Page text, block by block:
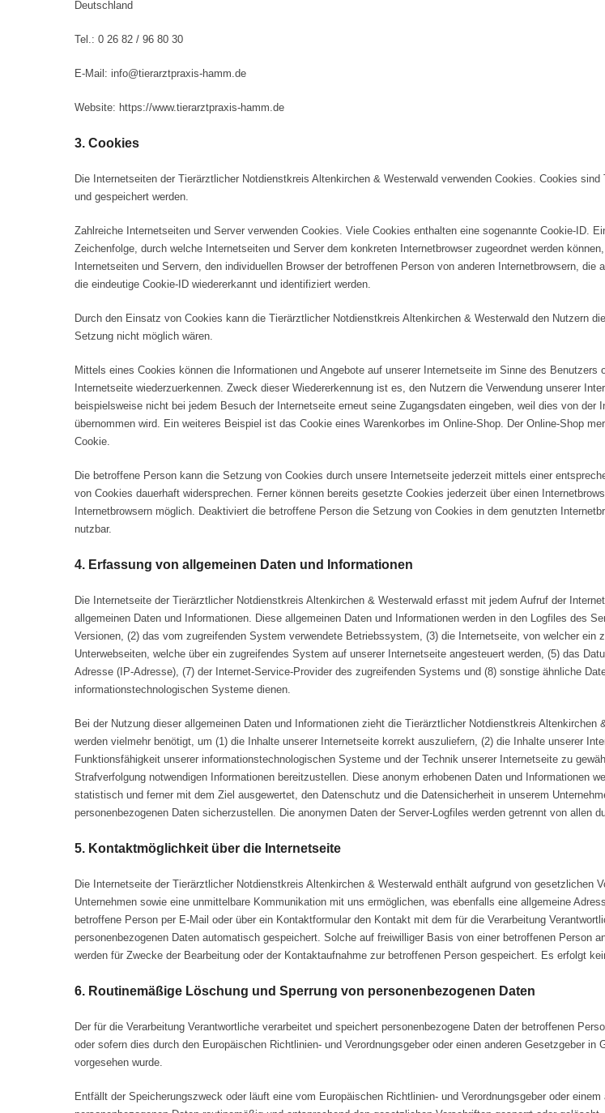
Deutschland
Tel.: 0 26 82 / 96 80 30
E-Mail: info@tierarztpraxis-hamm.de
Website: https://www.tierarztpraxis-hamm.de
3. Cookies
Die Internetseiten der Tierärztlicher Notdienstkreis Altenkirchen & Westerwald verwenden Cookies. Cookies
und gespeichert werden.
Zahlreiche Internetseiten und Server verwenden Cookies. Viele Cookies enthalten eine sogenannte Cookie-ID.
Zeichenfolge, durch welche Internetseiten und Server dem konkreten Internetbrowser zugeordnet werden
Internetseiten und Servern, den individuellen Browser der betroffenen Person von anderen Internetbrowsern,
die eindeutige Cookie-ID wiedererkannt und identifiziert werden.
Durch den Einsatz von Cookies kann die Tierärztlicher Notdienstkreis Altenkirchen & Westerwald den Nutzern
Setzung nicht möglich wären.
Mittels eines Cookies können die Informationen und Angebote auf unserer Internetseite im Sinne des
Internetseite wiederzuerkennen. Zweck dieser Wiedererkennung ist es, den Nutzern die Verwendung unserer
beispielsweise nicht bei jedem Besuch der Internetseite erneut seine Zugangsdaten eingeben, weil dies von
übernommen wird. Ein weiteres Beispiel ist das Cookie eines Warenkorbes im Online-Shop. Der Online-Shop
Cookie.
Die betroffene Person kann die Setzung von Cookies durch unsere Internetseite jederzeit mittels einer
von Cookies dauerhaft widersprechen. Ferner können bereits gesetzte Cookies jederzeit über einen
Internetbrowsern möglich. Deaktiviert die betroffene Person die Setzung von Cookies in dem genutzten
nutzbar.
4. Erfassung von allgemeinen Daten und Informationen
Die Internetseite der Tierärztlicher Notdienstkreis Altenkirchen & Westerwald erfasst mit jedem Aufruf der
allgemeinen Daten und Informationen. Diese allgemeinen Daten und Informationen werden in den Logfiles des
Versionen, (2) das vom zugreifenden System verwendete Betriebssystem, (3) die Internetseite, von welcher
Unterwebseiten, welche über ein zugreifendes System auf unserer Internetseite angesteuert werden, (5) das
Adresse (IP-Adresse), (7) der Internet-Service-Provider des zugreifenden Systems und (8) sonstige ähnliche
informationstechnologischen Systeme dienen.
Bei der Nutzung dieser allgemeinen Daten und Informationen zieht die Tierärztlicher Notdienstkreis
werden vielmehr benötigt, um (1) die Inhalte unserer Internetseite korrekt auszuliefern, (2) die Inhalte unserer
Funktionsfähigkeit unserer informationstechnologischen Systeme und der Technik unserer Internetseite zu
Strafverfolgung notwendigen Informationen bereitzustellen. Diese anonym erhobenen Daten und Informationen
statistisch und ferner mit dem Ziel ausgewertet, den Datenschutz und die Datensicherheit in unserem
personenbezogenen Daten sicherzustellen. Die anonymen Daten der Server-Logfiles werden getrennt von allen
5. Kontaktmöglichkeit über die Internetseite
Die Internetseite der Tierärztlicher Notdienstkreis Altenkirchen & Westerwald enthält aufgrund von
Unternehmen sowie eine unmittelbare Kommunikation mit uns ermöglichen, was ebenfalls eine allgemeine
betroffene Person per E-Mail oder über ein Kontaktformular den Kontakt mit dem für die Verarbeitung
personenbezogenen Daten automatisch gespeichert. Solche auf freiwilliger Basis von einer betroffenen Person
werden für Zwecke der Bearbeitung oder der Kontaktaufnahme zur betroffenen Person gespeichert. Es erfolgt
6. Routinemäßige Löschung und Sperrung von personenbezogenen Daten
Der für die Verarbeitung Verantwortliche verarbeitet und speichert personenbezogene Daten der betroffenen
oder sofern dies durch den Europäischen Richtlinien- und Verordnungsgeber oder einen anderen Gesetzgeber
vorgesehen wurde.
Entfällt der Speicherungszweck oder läuft eine vom Europäischen Richtlinien- und Verordnungsgeber oder